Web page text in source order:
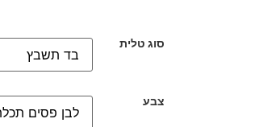
סוג טלית
צבע